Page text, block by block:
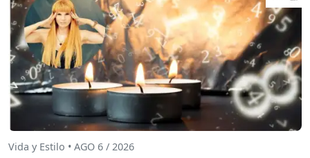
Vida y Estilo • AGO 6 / 2026